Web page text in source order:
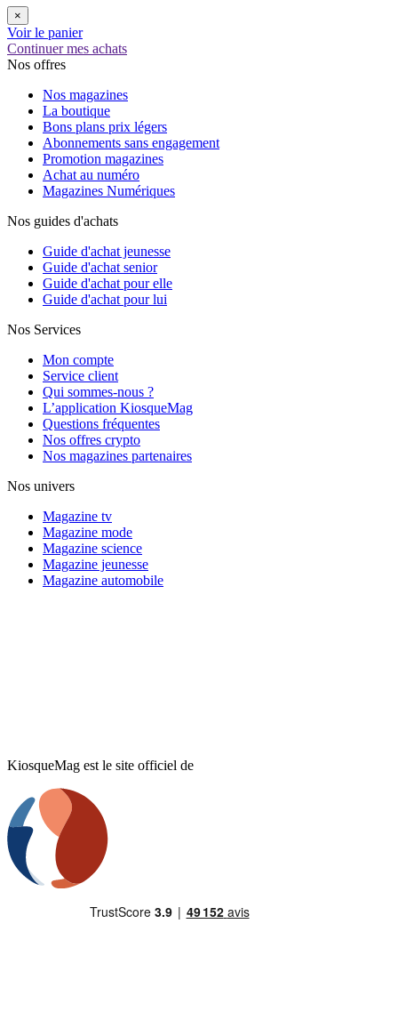
×
Voir le panier
Continuer mes achats
Nos offres
Nos magazines
La boutique
Bons plans prix légers
Abonnements sans engagement
Promotion magazines
Achat au numéro
Magazines Numériques
Nos guides d'achats
Guide d'achat jeunesse
Guide d'achat senior
Guide d'achat pour elle
Guide d'achat pour lui
Nos Services
Mon compte
Service client
Qui sommes-nous ?
L’application KiosqueMag
Questions fréquentes
Nos offres crypto
Nos magazines partenaires
Nos univers
Magazine tv
Magazine mode
Magazine science
Magazine jeunesse
Magazine automobile
KiosqueMag est le site officiel de